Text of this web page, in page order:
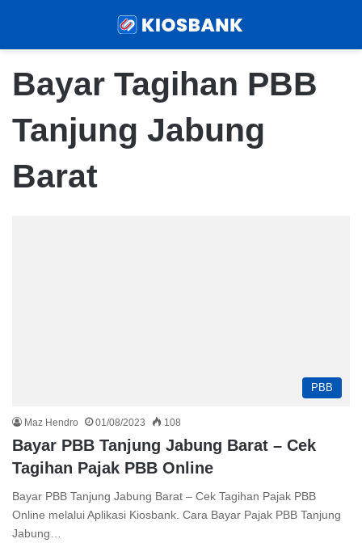
Bayar Tagihan PBB
Tanjung Jabung
Barat
PBB
Maz Hendro 01/08/2023 108
Bayar PBB Tanjung Jabung Barat – Cek
Tagihan Pajak PBB Online
Bayar PBB Tanjung Jabung Barat – Cek Tagihan Pajak PBB
Online melalui Aplikasi Kiosbank. Cara Bayar Pajak PBB Tanjung
Jabung…